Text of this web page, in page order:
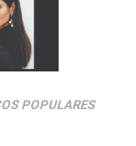
POPULARES